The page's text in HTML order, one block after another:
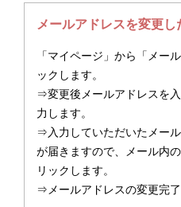
メールアドレスを変更し
「マイページ」から「メー
ックします。
⇒変更後メールアドレスを
力します。
⇒入力していただいたメー
が届きますので、メール内
リックします。
⇒メールアドレスの変更完了